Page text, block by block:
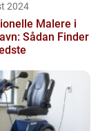
2024
Malere i
Sådan Finder